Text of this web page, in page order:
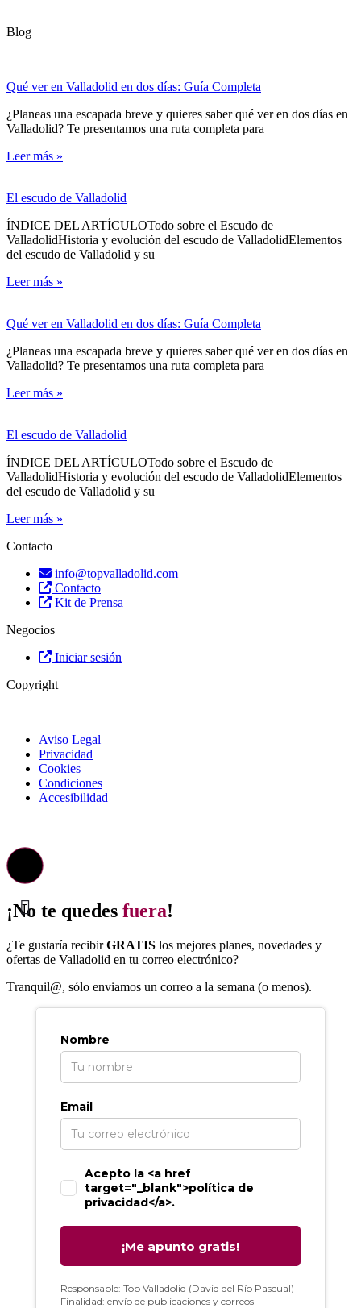
Blog
Qué ver en Valladolid en dos días: Guía Completa
¿Planeas una escapada breve y quieres saber qué ver en dos días en
Valladolid? Te presentamos una ruta completa para
Leer más »
El escudo de Valladolid
ÍNDICE DEL ARTÍCULOTodo sobre el Escudo de
ValladolidHistoria y evolución del escudo de ValladolidElementos
del escudo de Valladolid y su
Leer más »
Qué ver en Valladolid en dos días: Guía Completa
¿Planeas una escapada breve y quieres saber qué ver en dos días en
Valladolid? Te presentamos una ruta completa para
Leer más »
El escudo de Valladolid
ÍNDICE DEL ARTÍCULOTodo sobre el Escudo de
ValladolidHistoria y evolución del escudo de ValladolidElementos
del escudo de Valladolid y su
Leer más »
Contacto
info@topvalladolid.com
Contacto
Kit de Prensa
Negocios
Iniciar sesión
Copyright
Aviso Legal
Privacidad
Cookies
Condiciones
Accesibilidad
¡No te quedes fuera!
¿Te gustaría recibirGRATIS los mejores planes, novedades y
ofertas de Valladolid en tu correo electrónico?
Tranquil@, sólo enviamos un correo a la semana (o menos).